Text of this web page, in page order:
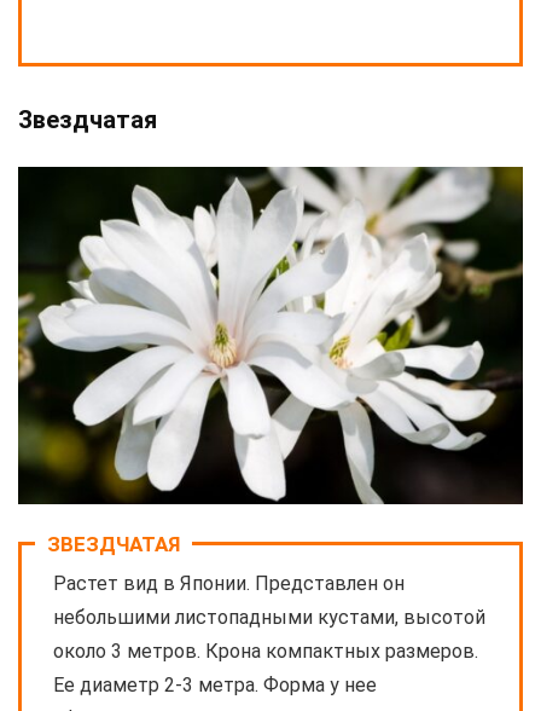
Звездчатая
ЗВЕЗДЧАТАЯ
Растет вид в Японии. Представлен он
небольшими листопадными кустами, высотой
около 3 метров. Крона компактных размеров.
Ее диаметр 2-3 метра. Форма у нее